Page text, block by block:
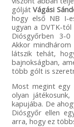
góljátVágási
hogy első NB I-
ugyan a DVTK-
Diósgyőrben 3-0
Akkor
látszik tehát,
bajnokságban,
több gólt is
Most megint egy
olyan
kapujába. De
Diósgyőr ellen
arra, hogy ez